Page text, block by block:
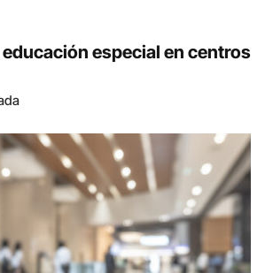
educación especial en centros